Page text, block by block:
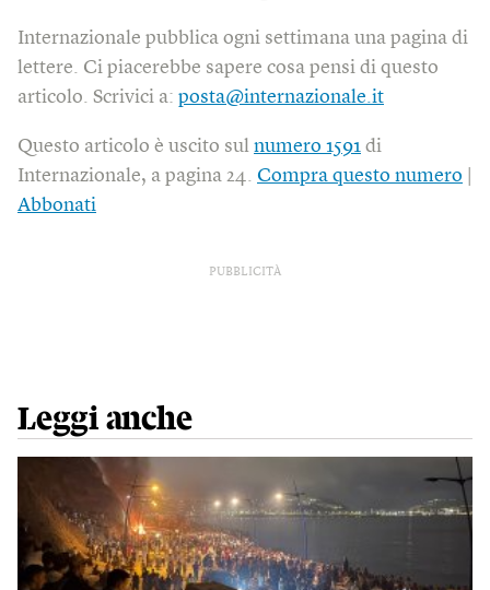
Internazionale pubblica ogni settimana una pagina di
lettere. Ci piacerebbe sapere cosa pensi di questo
articolo. Scrivici a: posta@internazionale.it
Questo articolo è uscito sul numero 1591 di
Internazionale, a pagina 24. Compra questo numero
Abbonati
PUBBLICITÀ
Leggi anche